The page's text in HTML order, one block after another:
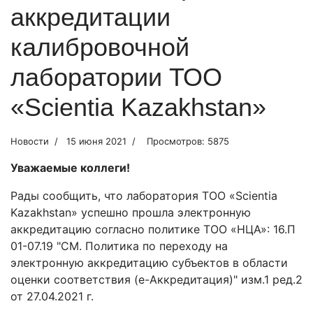
аккредитации
калибровочной
лаборатории ТОО
«Scientia Kazakhstan»
Новости 15 июня 2021 Просмотров: 5875
Уважаемые коллеги!
Рады сообщить, что лаборатория ТОО «Scientia
Kazakhstan» успешно прошла электронную
аккредитацию согласно политике ТОО «НЦА»: 16.П
01-07.19 "СМ. Политика по переходу на
электронную аккредитацию субъектов в области
оценки соответствия (е-Аккредитация)" изм.1 ред.2
от 27.04.2021 г.